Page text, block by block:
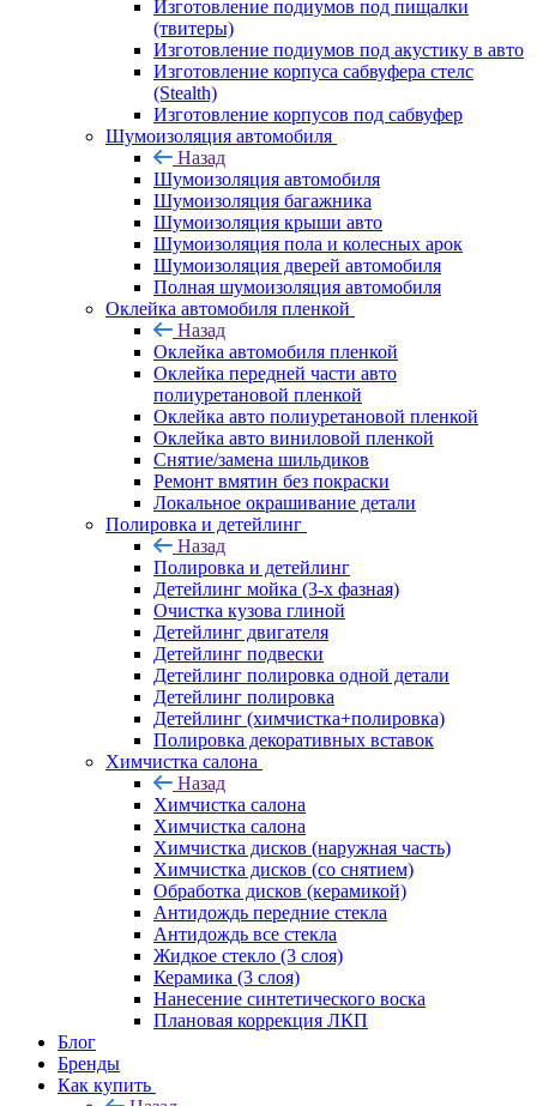
Изготовление подиумов под пищалки
(твитеры)
Изготовление подиумов под акустику в авто
Изготовление корпуса сабвуфера стелс
(Stealth)
Изготовление корпусов под сабвуфер
Шумоизоляция автомобиля
Назад
Шумоизоляция автомобиля
Шумоизоляция багажника
Шумоизоляция крыши авто
Шумоизоляция пола и колесных арок
Шумоизоляция дверей автомобиля
Полная шумоизоляция автомобиля
Оклейка автомобиля пленкой
Назад
Оклейка автомобиля пленкой
Оклейка передней части авто
полиуретановой пленкой
Оклейка авто полиуретановой пленкой
Оклейка авто виниловой пленкой
Снятие/замена шильдиков
Ремонт вмятин без покраски
Локальное окрашивание детали
Полировка и детейлинг
Назад
Полировка и детейлинг
Детейлинг мойка (3-х фазная)
Очистка кузова глиной
Детейлинг двигателя
Детейлинг подвески
Детейлинг полировка одной детали
Детейлинг полировка
Детейлинг (химчистка+полировка)
Полировка декоративных вставок
Химчистка салона
Назад
Химчистка салона
Химчистка салона
Химчистка дисков (наружная часть)
Химчистка дисков (со снятием)
Обработка дисков (керамикой)
Антидождь передние стекла
Антидождь все стекла
Жидкое стекло (3 слоя)
Керамика (3 слоя)
Нанесение синтетического воска
Плановая коррекция ЛКП
Блог
Бренды
Как купить